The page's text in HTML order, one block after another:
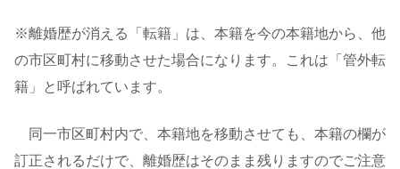
※離婚歴が消える「転籍」は、本籍を今の本籍地から、他
の市区町村に移動させた場合になります。これは「管外転
籍」と呼ばれています。
同一市区町村内で、本籍地を移動させても、本籍の欄が
訂正されるだけで、離婚歴はそのまま残りますのでご注意